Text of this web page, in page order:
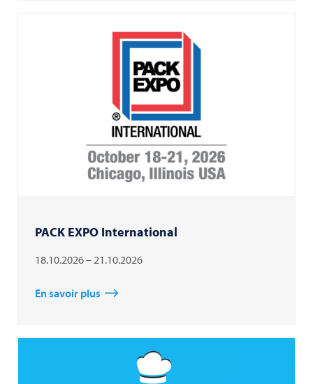
PACK EXPO International
18.10.2026 – 21.10.2026
En savoir plus